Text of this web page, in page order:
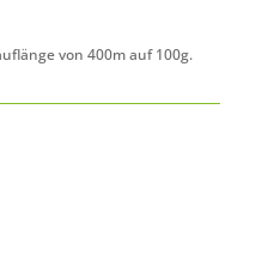
von 400m auf 100g.